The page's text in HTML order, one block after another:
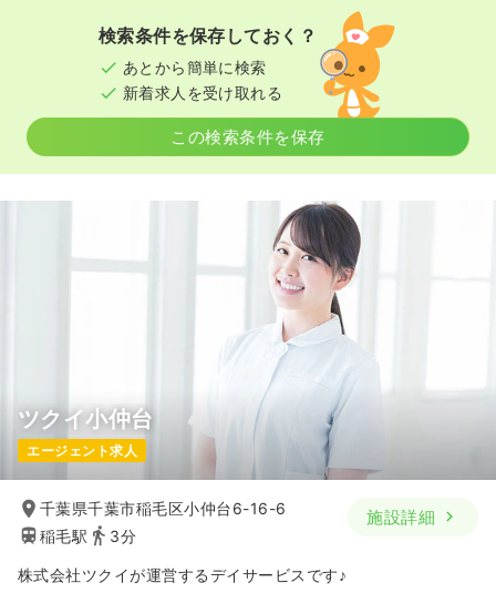
検索条件を保存しておく？
あとから簡単に検索
新着求人を受け取れる
この検索条件を保存
ツクイ小仲台
エージェント求人
千葉県千葉市稲毛区小仲台6-16-6
稲毛駅
3分
施設詳細
株式会社ツクイが運営するデイサービスです♪